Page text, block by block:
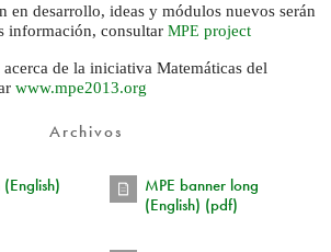
en desarrollo, ideas y módulos nuevos serán
información, consultar MPE project
de la iniciativa Matemáticas del
www.mpe2013.org
Archivos
MPE banner long
(English) (pdf)